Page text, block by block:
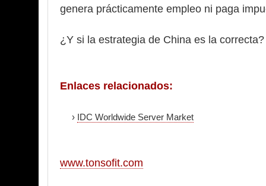
genera prácticamente empleo ni paga
¿Y si la estrategia de China es la correcta?
Enlaces relacionados:
› IDC Worldwide Server Market
www.tonsofit.com